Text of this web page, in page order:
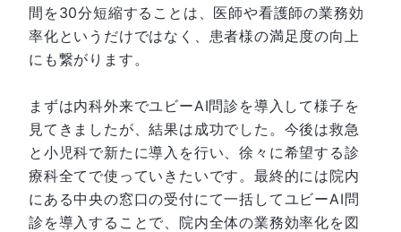
間を30分短縮することは、医師や看護師の業務効
率化というだけではなく、患者様の満足度の向上
にも繋がります。
まずは内科外来でユビーAI問診を導入して様子を
見てきましたが、結果は成功でした。今後は救急
と小児科で新たに導入を行い、徐々に希望する診
療科全てで使っていきたいです。最終的には院内
にある中央の窓口の受付にて一括してユビーAI問
診を導入することで、院内全体の業務効率化を図